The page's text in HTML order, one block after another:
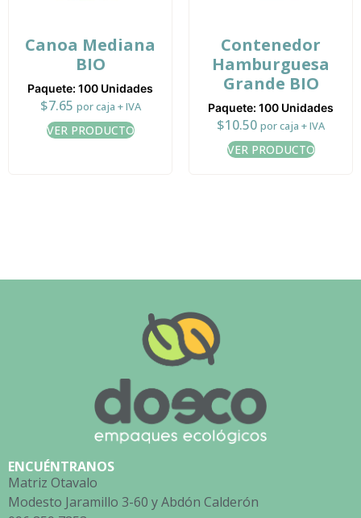
Canoa Mediana
BIO
Paquete: 100 Unidades
$7.65 por caja + IVA
VER PRODUCTO
Contenedor
Hamburguesa
Grande BIO
Paquete: 100 Unidades
$10.50 por caja + IVA
VER PRODUCTO
ENCUÉNTRANOS
Matriz Otavalo
Modesto Jaramillo 3-60 y Abdón Calderón